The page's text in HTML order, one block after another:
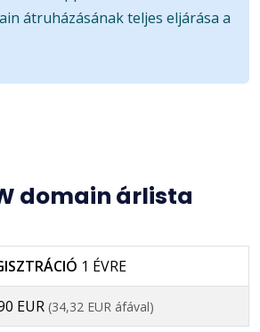
átruházásának teljes eljárása a
domain árlista
1 ÉVRE
EUR (34,32 EUR áfával)